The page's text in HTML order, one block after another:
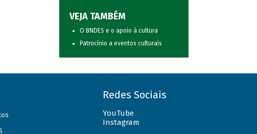
VEJA TAMBÉM
O BNDES e o apoio à cultura
Patrocínio a eventos culturais
Redes Sociais
YouTube
Instagram